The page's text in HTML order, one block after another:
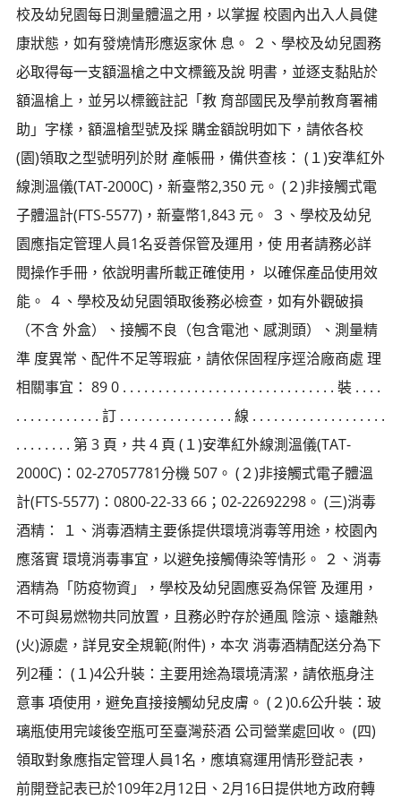
校及幼兒園每日測量體溫之用，以掌握 校園內出入人員健
康狀態，如有發燒情形應返家休 息。 ２、學校及幼兒園務
必取得每一支額溫槍之中文標籤及說 明書，並逐支黏貼於
額溫槍上，並另以標籤註記「教 育部國民及學前教育署補
助」字樣，額溫槍型號及採 購金額說明如下，請依各校
(園)領取之型號明列於財 產帳冊，備供查核： (１)安準紅外
線測溫儀(TAT-2000C)，新臺幣2,350 元。 (２)非接觸式電
子體溫計(FTS-5577)，新臺幣1,843 元。 ３、學校及幼兒
園應指定管理人員1名妥善保管及運用，使 用者請務必詳
閱操作手冊，依說明書所載正確使用， 以確保產品使用效
能。 ４、學校及幼兒園領取後務必檢查，如有外觀破損
（不含 外盒）、接觸不良（包含電池、感測頭）、測量精
準 度異常、配件不足等瑕疵，請依保固程序逕洽廠商處 理
相關事宜： 89 0 . . . . . . . . . . . . . . . . . . . . . . . . . . . . . . 裝 . . . .
. . . . . . . . . . . . 訂 . . . . . . . . . . . . . . . . 線 . . . . . . . . . . . . . . . . . . .
. . . . . . . . 第 3 頁，共 4 頁 (１)安準紅外線測溫儀(TAT-
2000C)：02-27057781分機 507。 (２)非接觸式電子體溫
計(FTS-5577)：0800-22-33 66；02-22692298。 (三)消毒
酒精： １、消毒酒精主要係提供環境消毒等用途，校園內
應落實 環境消毒事宜，以避免接觸傳染等情形。 ２、消毒
酒精為「防疫物資」，學校及幼兒園應妥為保管 及運用，
不可與易燃物共同放置，且務必貯存於通風 陰涼、遠離熱
(火)源處，詳見安全規範(附件)，本次 消毒酒精配送分為下
列2種： (１)4公升裝：主要用途為環境清潔，請依瓶身注
意事 項使用，避免直接接觸幼兒皮膚。 (２)0.6公升裝：玻
璃瓶使用完竣後空瓶可至臺灣菸酒 公司營業處回收。 (四)
領取對象應指定管理人員1名，應填寫運用情形登記表，
前開登記表已於109年2月12日、2月16日提供地方政府轉